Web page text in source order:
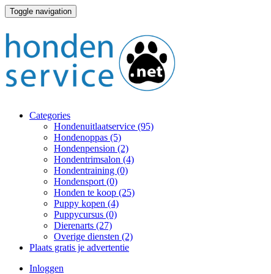
Toggle navigation
Categories
Hondenuitlaatservice (95)
Hondenoppas (5)
Hondenpension (2)
Hondentrimsalon (4)
Hondentraining (0)
Hondensport (0)
Honden te koop (25)
Puppy kopen (4)
Puppycursus (0)
Dierenarts (27)
Overige diensten (2)
Plaats gratis je advertentie
Inloggen